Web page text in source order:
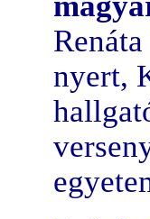
nyert,